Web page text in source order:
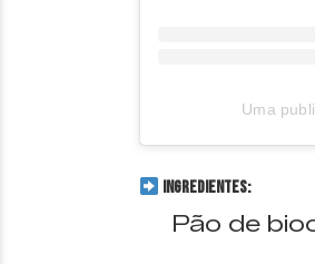
Uma
INGREDIENTES:
Pão de